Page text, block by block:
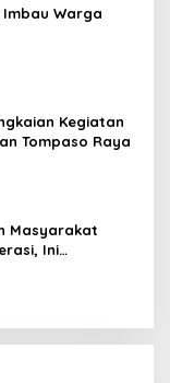
Imbau Warga
Kegiatan
Tompaso Raya
Masyarakat
Ini